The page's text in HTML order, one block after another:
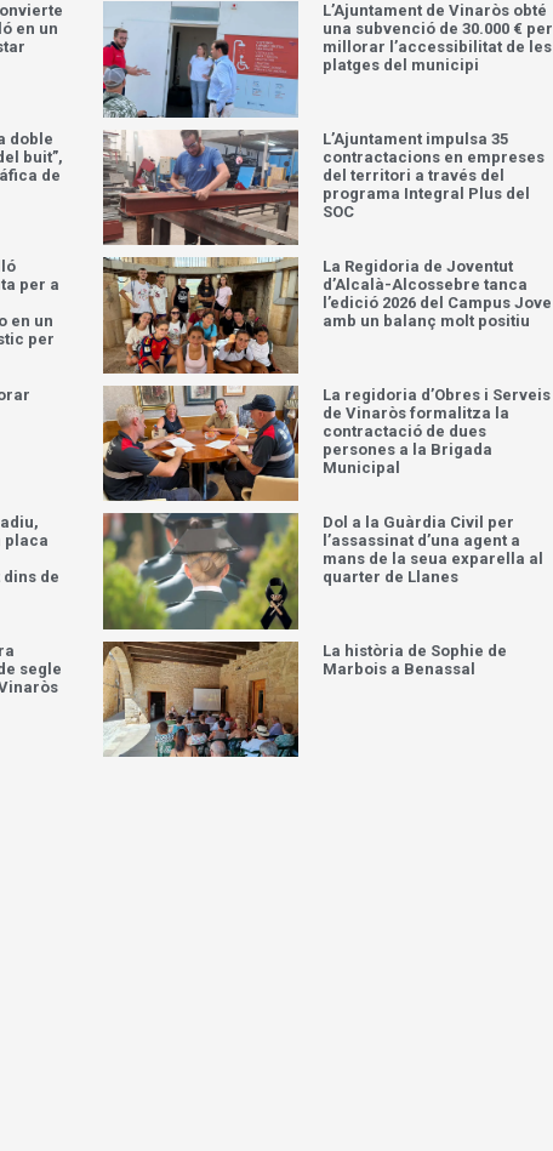
en un
L’Ajuntament de Vinaròs obté
una subvenció de 30.000 € per
millorar l’accessibilitat de les
platges del municipi
doble
buit”,
de
L’Ajuntament impulsa 35
contractacions en empreses
del territori a través del
programa Integral Plus del
SOC
per a
en un
per
La Regidoria de Joventut
d’Alcalà-Alcossebre tanca
l’edició 2026 del Campus Jove
amb un balanç molt positiu
La regidoria d’Obres i Serveis
de Vinaròs formalitza la
contractació de dues
persones a la Brigada
Municipal
placa
de
Dol a la Guàrdia Civil per
l’assassinat d’una agent a
mans de la seua exparella al
quarter de Llanes
segle
La història de Sophie de
Marbois a Benassal